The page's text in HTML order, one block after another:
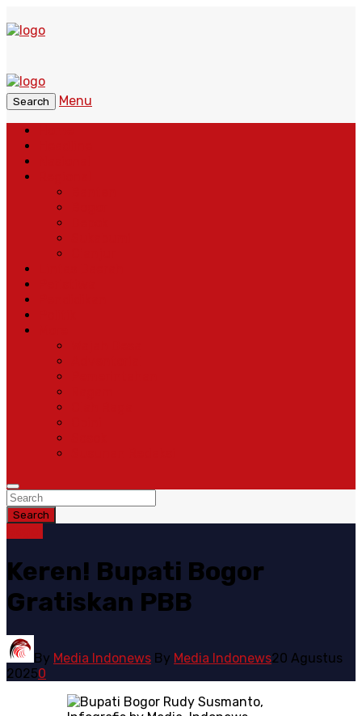
Search
Menu
Search
Keren! Bupati Bogor
Gratiskan PBB
By Media Indonews By Media Indonews20 Agustus
20250